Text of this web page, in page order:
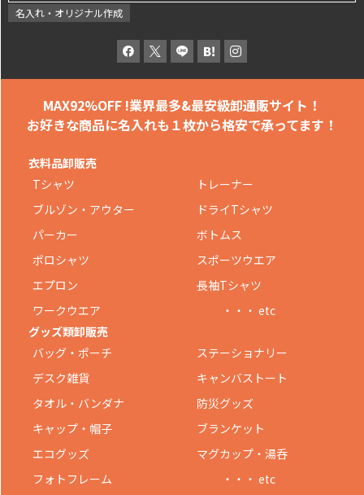
名入れ・オリジナル作成
MAX92%OFF !業界最多&最安級卸通販サイト！
お好きな商品に名入れも １枚から格安で承ってます！
衣料品卸販売
Tシャツ
トレーナー
ブルゾン・アウター
ドライTシャツ
パーカー
ボトムス
ポロシャツ
スポーツウエア
エプロン
長袖Tシャツ
ワークウエア
・・・ etc
グッズ類卸販売
バッグ・ポーチ
ステーショナリー
デスク雑貨
キャンバストート
タオル・バンダナ
防災グッズ
キャップ・帽子
ブランケット
エコグッズ
マグカップ・湯呑
フォトフレーム
・・・ etc